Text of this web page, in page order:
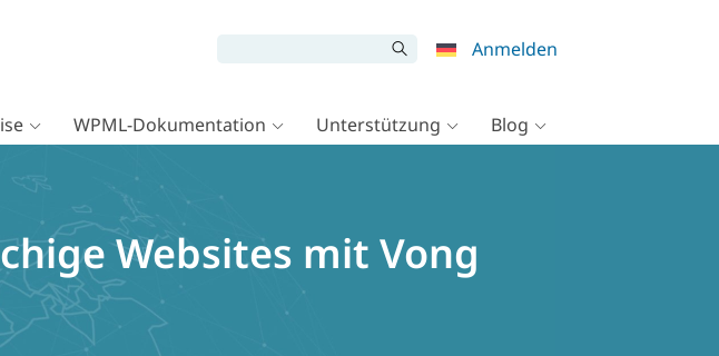
Anmelden
WPML-Dokumentation Unterstützung Blog
Websites mit Vong